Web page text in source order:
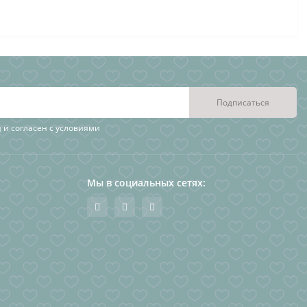
Подписаться
и согласен с условиями
Мы в социальных сетях: